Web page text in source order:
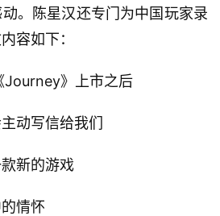
。陈星汉还专门为中国玩家录
容如下：
Journey》上市之后
动写信给我们
新的游戏
情怀